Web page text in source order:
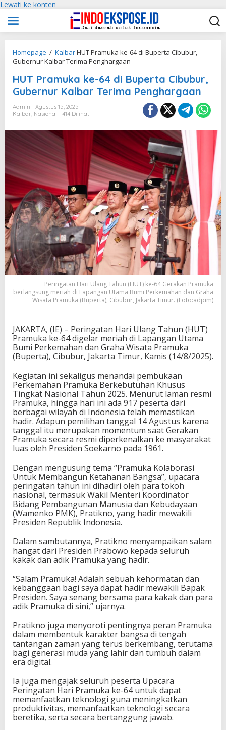
Lewati ke konten
Homepage / KalbarHUT Pramuka ke-64 di Buperta Cibubur,
Gubernur Kalbar Terima Penghargaan
HUT Pramuka ke-64 di Buperta Cibubur,
Gubernur Kalbar Terima Penghargaan
Admin
Agustus 15, 2025
Kalbar, Nasional 414 Dilihat
Peringatan Hari Ulang Tahun (HUT) ke-64 Gerakan Pramuka
berlangsung meriah di Lapangan Utama Bumi Perkemahan dan Graha
Wisata Pramuka (Buperta), Cibubur, Jakarta Timur. (Foto:adpim)
JAKARTA, (IE) – Peringatan Hari Ulang Tahun (HUT)
Pramuka ke-64 digelar meriah di Lapangan Utama
Bumi Perkemahan dan Graha Wisata Pramuka
(Buperta), Cibubur, Jakarta Timur, Kamis (14/8/2025).
Kegiatan ini sekaligus menandai pembukaan
Perkemahan Pramuka Berkebutuhan Khusus
Tingkat Nasional Tahun 2025. Menurut laman resmi
Pramuka, hingga hari ini ada 917 peserta dari
berbagai wilayah di Indonesia telah memastikan
hadir. Adapun pemilihan tanggal 14 Agustus karena
tanggal itu merupakan momentum saat Gerakan
Pramuka secara resmi diperkenalkan ke masyarakat
luas oleh Presiden Soekarno pada 1961.
Dengan mengusung tema “Pramuka Kolaborasi
Untuk Membangun Ketahanan Bangsa”, upacara
peringatan tahun ini dihadiri oleh para tokoh
nasional, termasuk Wakil Menteri Koordinator
Bidang Pembangunan Manusia dan Kebudayaan
(Wamenko PMK), Pratikno, yang hadir mewakili
Presiden Republik Indonesia.
Dalam sambutannya, Pratikno menyampaikan salam
hangat dari Presiden Prabowo kepada seluruh
kakak dan adik Pramuka yang hadir.
“Salam Pramuka! Adalah sebuah kehormatan dan
kebanggaan bagi saya dapat hadir mewakili Bapak
Presiden. Saya senang bersama para kakak dan para
adik Pramuka di sini,” ujarnya.
Pratikno juga menyoroti pentingnya peran Pramuka
dalam membentuk karakter bangsa di tengah
tantangan zaman yang terus berkembang, terutama
bagi generasi muda yang lahir dan tumbuh dalam
era digital.
Ia juga mengajak seluruh peserta Upacara
Peringatan Hari Pramuka ke-64 untuk dapat
memanfaatkan teknologi guna meningkatkan
produktivitas, memanfaatkan teknologi secara
beretika, serta secara bertanggung jawab.